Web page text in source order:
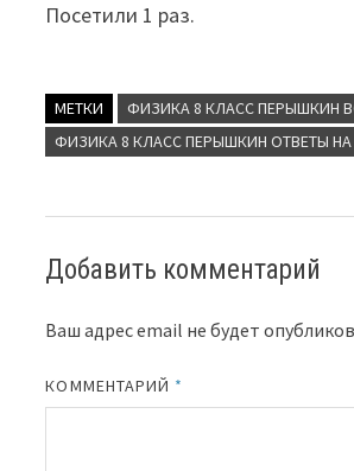
Посетили 1 раз.
МЕТКИ ФИЗИКА 8 КЛАСС ПЕРЫШКИН
ФИЗИКА 8 КЛАСС ПЕРЫШКИН ОТВЕТЫ
Добавить комментарий
Ваш адрес email не будет
КОММЕНТАРИЙ *